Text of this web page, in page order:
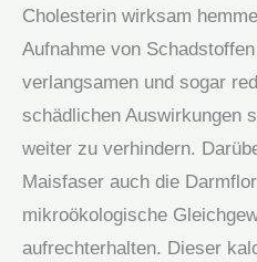
Cholesterin wirksam
Aufnahme von
verlangsamen und sogar
schädlichen Auswirkungen
weiter zu verhindern.
Maisfaser auch die
mikroökologische
aufrechterhalten. Dieser